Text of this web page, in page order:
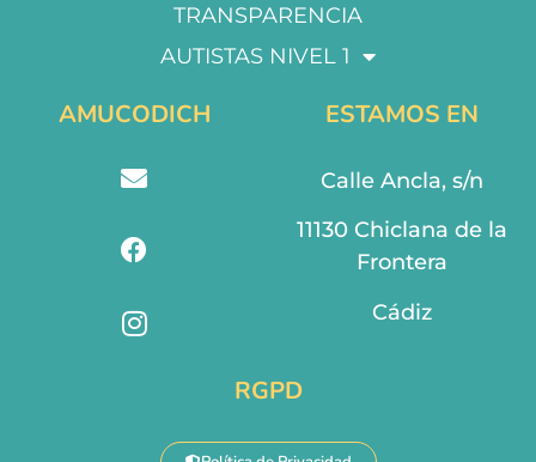
TRANSPARENCIA
AUTISTAS NIVEL 1
AMUCODICH ESTAMOS EN
Calle Ancla, s/n
11130 Chiclana de la
Frontera
Cádiz
RGPD